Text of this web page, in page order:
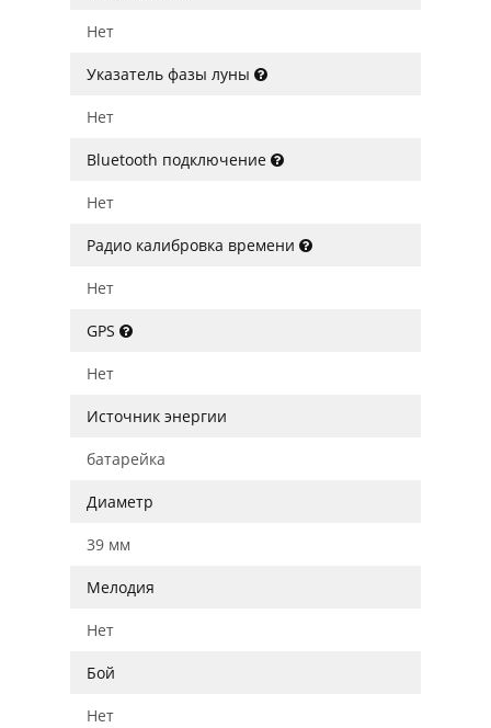
Нет
Указатель фазы луны
Нет
Bluetooth подключение
Нет
Радио калибровка времени
Нет
GPS
Нет
Источник энергии
батарейка
Диаметр
39 мм
Мелодия
Нет
Бой
Нет